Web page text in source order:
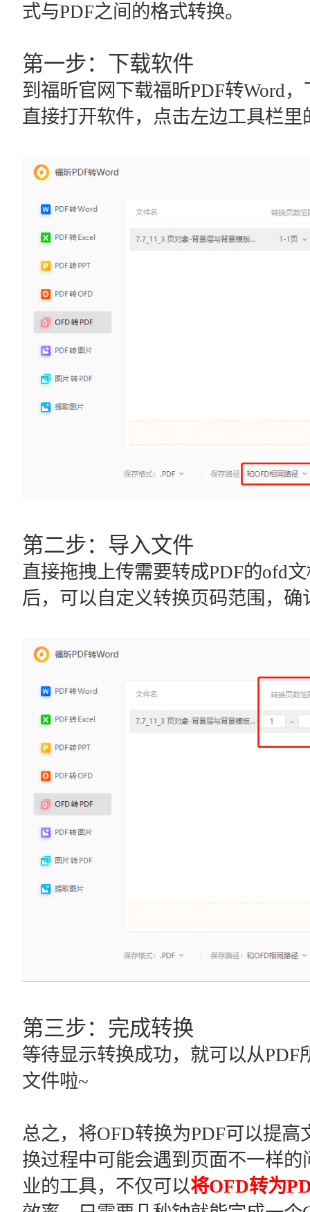
式与PDF之间的格式转换。
第一步：下载软件
到福昕官网下载福昕PDF转Word
直接打开软件，点击左边工具栏里
第二步：导入文件
直接拖拽上传需要转成PDF的ofd
后，可以自定义转换页码范围，
第三步：完成转换
等待显示转换成功，就可以从
文件啦~
总之，将OFD转换为PDF可以提
换过程中可能会遇到页面不一样的
业的工具，不仅可以将OFD转为